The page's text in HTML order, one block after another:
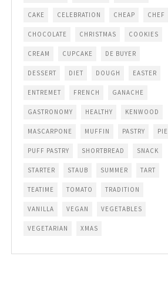
CAKE CELEBRATION CHEAP CHEF
CHOCOLATE CHRISTMAS COOKIES
CREAM CUPCAKE DE BUYER
DESSERT DIET DOUGH EASTER
ENTREMET FRENCH GANACHE
GASTRONOMY HEALTHY KENWOOD
MASCARPONE MUFFIN PASTRY PIE
PUFF PASTRY SHORTBREAD SNACK
STARTER STAUB SUMMER TART
TEATIME TOMATO TRADITION
VANILLA VEGAN VEGETABLES
VEGETARIAN XMAS